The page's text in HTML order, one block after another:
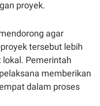
proyek.
agar
tersebut lebih
Pemerintah
memberikan
dalam proses